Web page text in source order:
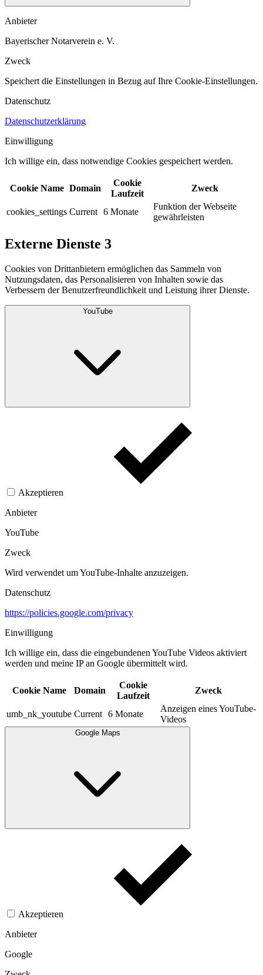
Anbieter
Bayerischer Notarverein e. V.
Zweck
Speichert die Einstellungen in Bezug auf Ihre Cookie-Einstellungen.​
Datenschutz
Datenschutzerklärung
Einwilligung
Ich willige ein, dass notwendige Cookies gespeichert werden.​
Cookie Name Domain
Cookie
Laufzeit
Zweck
cookies_settings Current 6 Monate
Funktion der Webseite
gewährleisten
Externe Dienste 3
Cookies von Drittanbietern ermöglichen das Sammeln von
Nutzungsdaten, das Personalisieren von Inhalten sowie das
Verbessern der Benutzerfreundlichkeit und Leistung ihrer Dienste.
YouTube
Akzeptieren
Anbieter
YouTube
Zweck
Wird verwendet um YouTube-Inhalte anzuzeigen.​
Datenschutz
https://policies.google.com/privacy
Einwilligung
Ich willige ein, dass die eingebundenen YouTube Videos aktiviert
werden und meine IP an Google übermittelt wird.​
Cookie Name Domain
Cookie
Laufzeit
Zweck
umb_nk_youtube Current 6 Monate
Anzeigen eines YouTube-
Videos
Google Maps
Akzeptieren
Anbieter
Google